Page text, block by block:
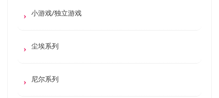
小游戏/独立游戏
尘埃系列
尼尔系列